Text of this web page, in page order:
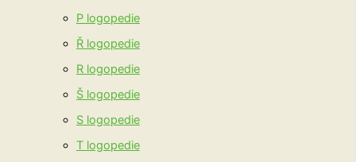
P logopedie
Ř logopedie
R logopedie
Š logopedie
S logopedie
T logopedie